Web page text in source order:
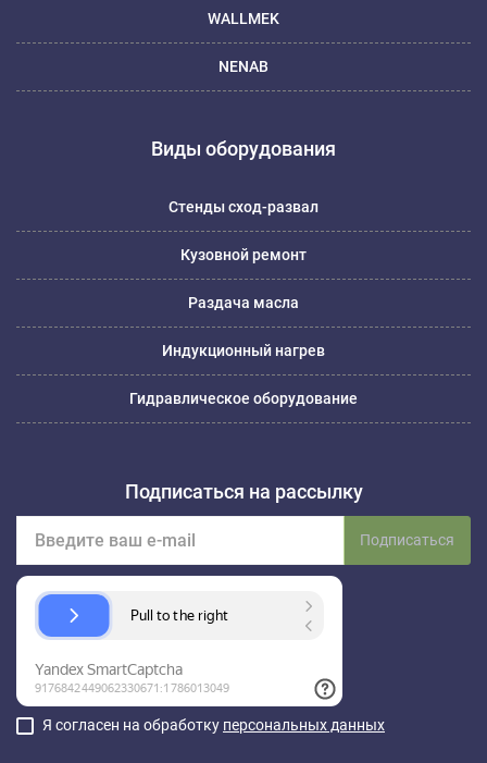
WALLMEK
NENAB
Виды оборудования
Стенды сход-развал
Кузовной ремонт
Раздача масла
Индукционный нагрев
Гидравлическое оборудование
Подписаться на рассылку
Подписаться
Я согласен на обработку персональных данных